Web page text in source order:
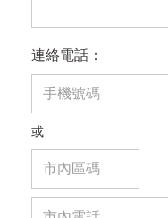
連絡電話：
或